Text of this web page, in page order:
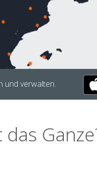
und verwalten.